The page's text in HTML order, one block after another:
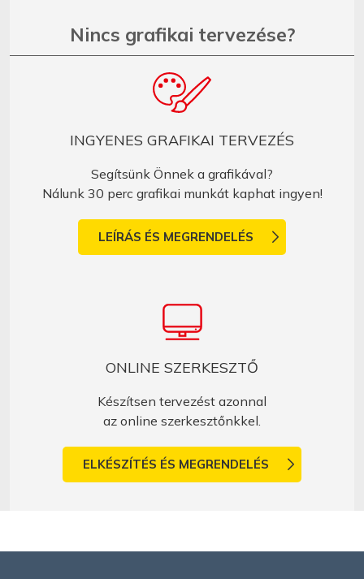
Nincs grafikai tervezése?
INGYENES GRAFIKAI TERVEZÉS
Segítsünk Önnek a grafikával?
Nálunk 30 perc grafikai munkát kaphat ingyen!
LEÍRÁS ÉS MEGRENDELÉS
ONLINE SZERKESZTŐ
Készítsen tervezést azonnal
az online szerkesztőnkkel.
ELKÉSZÍTÉS ÉS MEGRENDELÉS